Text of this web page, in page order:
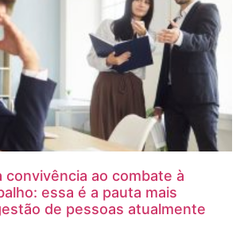
convivência ao combate à
essa é a pauta mais
de pessoas atualmente